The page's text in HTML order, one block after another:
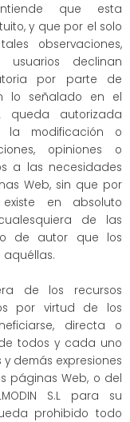
que esta
y que por el solo
observaciones,
usuarios declinan
por parte de
lo señalado en el
queda autorizada
la modificación o
opiniones o
a las necesidades
Web, sin que por
en absoluto
de las
de autor que los
aquéllas.
de los recursos
por virtud de los
directa o
todos y cada uno
demás expresiones
páginas Web, o del
S.L para su
prohibido todo